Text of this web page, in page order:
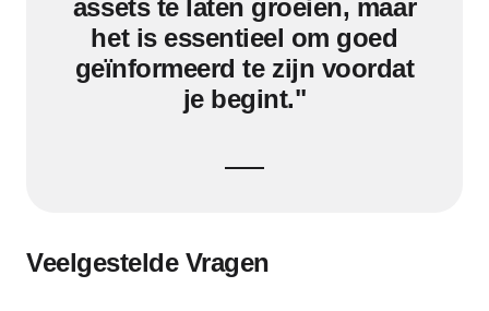
assets te laten groeien, maar
het is essentieel om goed
geïnformeerd te zijn voordat
je begint."
Veelgestelde Vragen